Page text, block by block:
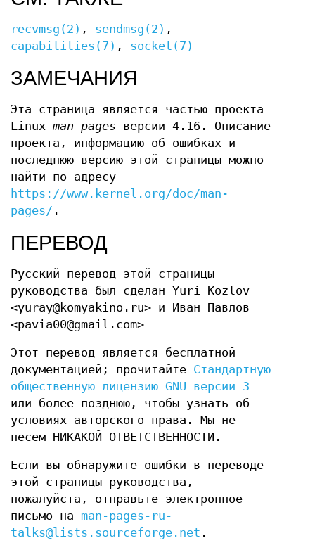
recvmsg(2) , sendmsg(2) ,
capabilities(7) , socket(7)
ЗАМЕЧАНИЯ
Эта страница является частью проекта
Linux man-pages версии 4.16. Описание
проекта, информацию об ошибках и
последнюю версию этой страницы можно
найти по адресу
https://www.kernel.org/doc/man-
pages/ .
ПЕРЕВОД
Русский перевод этой страницы
руководства был сделан Yuri Kozlov
<yuray@komyakino.ru> и Иван Павлов
<pavia00@gmail.com>
Этот перевод является бесплатной
документацией; прочитайте Стандартную
общественную лицензию GNU версии 3
или более позднюю, чтобы узнать об
условиях авторского права. Мы не
несем НИКАКОЙ ОТВЕТСТВЕННОСТИ.
Если вы обнаружите ошибки в переводе
этой страницы руководства,
пожалуйста, отправьте электронное
письмо на man-pages-ru-
talks@lists.sourceforge.net .